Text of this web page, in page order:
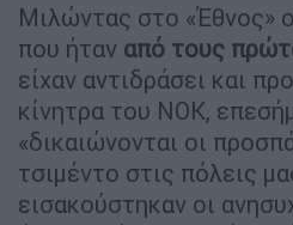
Μιλώντας στο «Έθνος»
που ήταν από τους
είχαν αντιδράσει και
κίνητρα του ΝΟΚ,
«δικαιώνονται οι
τσιμέντο στις πόλεις
εισακούστηκαν οι